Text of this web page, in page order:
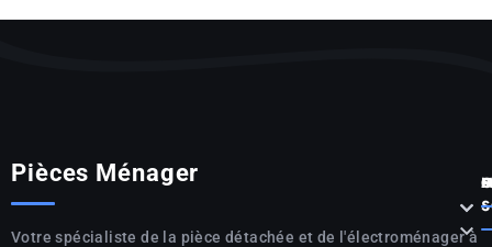
Pièces Ménager
Votre spécialiste de la pièce détachée et de l'électroménager à



